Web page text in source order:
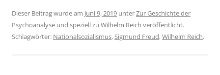
Dieser Beitrag wurde am Juni 9, 2019 unterZur Geschichte der
Psychoanalyse und speziell zu Wilhelm Reich veröffentlicht.
Schlagwörter: Nationalsozialismus,Sigmund Freud,Wilhelm Reich.